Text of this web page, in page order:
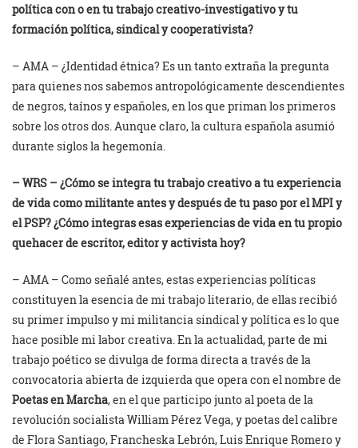
política con o en tu trabajo creativo-investigativoy tu
formación política, sindical y cooperativista?
– AMA – ¿Identidad étnica? Es un tanto extraña la pregunta
para quienes nos sabemos antropológicamente descendientes
de negros, taínos y españoles, en los que priman los primeros
sobre los otros dos. Aunque claro, la cultura española asumió
durante siglos la hegemonía.
– WRS – ¿Cómo se integra tu trabajo creativo a tu experiencia
de vida como militante antes y después de tu paso por el MPI y
el PSP? ¿Cómo integras esas experiencias de vida en tu propio
quehacer de escritor, editor y activista hoy?
– AMA – Como señalé antes, estas experiencias políticas
constituyen la esencia de mi trabajo literario, de ellas recibió
su primer impulso y mi militancia sindical y política es lo que
hace posible mi labor creativa. En la actualidad, parte de mi
trabajo poético se divulga de forma directa a través de la
convocatoria abierta de izquierda que opera con el nombre de
Poetas en Marcha, en el que participo junto al poeta de la
revolución socialista William Pérez Vega, y poetas del calibre
de Flora Santiago, Francheska Lebrón, Luis Enrique Romero y